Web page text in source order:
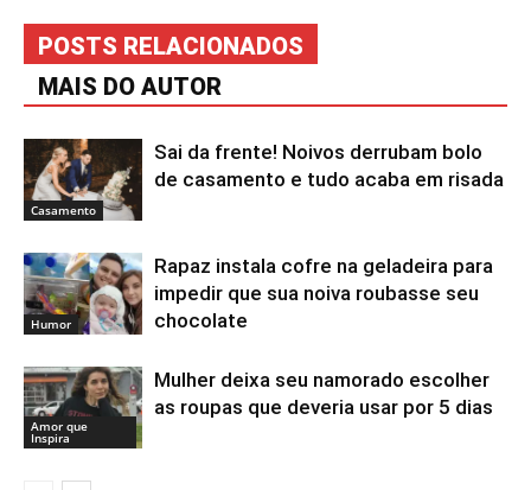
POSTS RELACIONADOS
MAIS DO AUTOR
Casamento
Sai da frente! Noivos derrubam bolo
de casamento e tudo acaba em risada
Humor
Rapaz instala cofre na geladeira para
impedir que sua noiva roubasse seu
chocolate
Amor que
Inspira
Mulher deixa seu namorado escolher
as roupas que deveria usar por 5 dias